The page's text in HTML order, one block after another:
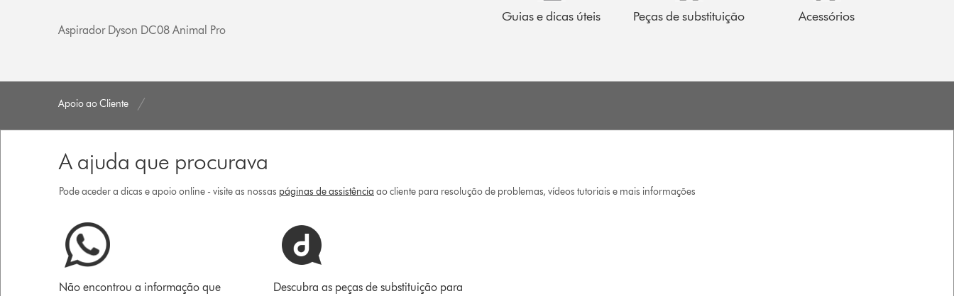
Aspirador Dyson DC08 Animal Pro
Guias e dicas úteis Peças de substituição Acessórios
Apoio ao Cliente
A ajuda que procurava
Pode aceder a dicas e apoio online - visite as nossas páginas de assistência ao cliente para resolução de problemas, vídeos tutoriais e mais informações
Não encontrou a informação que
Descubra as peças de substituição para